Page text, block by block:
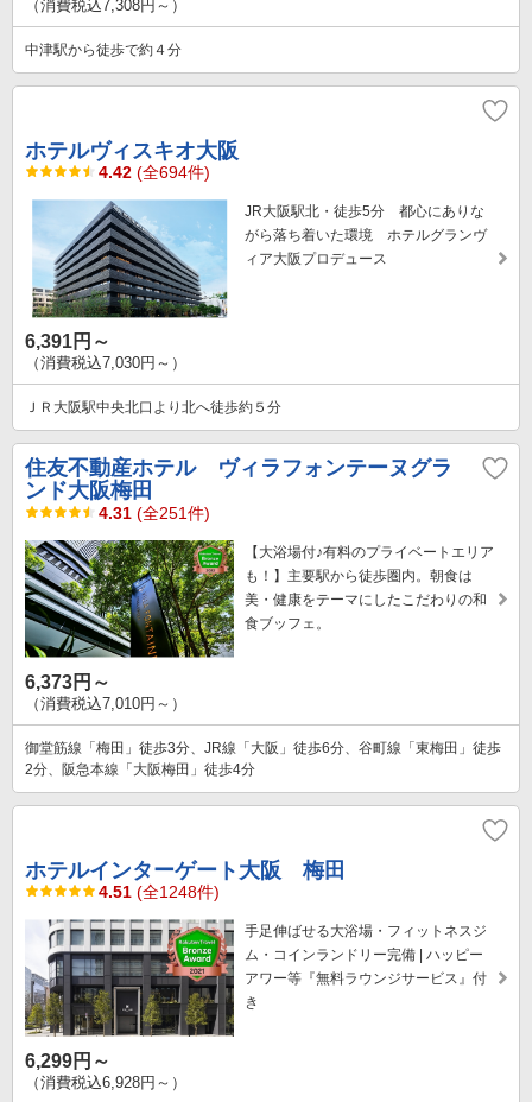
（消費税込7,308円～）
中津駅から徒歩で約４分
ホテルヴィスキオ大阪
4.42 (全694件)
JR大阪駅北・徒歩5分 都心にありな
がら落ち着いた環境 ホテルグランヴ
ィア大阪プロデュース
6,391円～
（消費税込7,030円～）
ＪＲ大阪駅中央北口より北へ徒歩約５分
住友不動産ホテル ヴィラフォンテーヌグラ
ンド大阪梅田
4.31 (全251件)
【大浴場付♪有料のプライベートエリア
も！】主要駅から徒歩圏内。朝食は
美・健康をテーマにしたこだわりの和
食ブッフェ。
6,373円～
（消費税込7,010円～）
御堂筋線「梅田」徒歩3分、JR線「大阪」徒歩6分、谷町線「東梅田」徒歩
2分、阪急本線「大阪梅田」徒歩4分
ホテルインターゲート大阪 梅田
4.51 (全1248件)
手足伸ばせる大浴場・フィットネスジ
ム・コインランドリー完備 | ハッピー
アワー等『無料ラウンジサービス』付
き
6,299円～
（消費税込6,928円～）